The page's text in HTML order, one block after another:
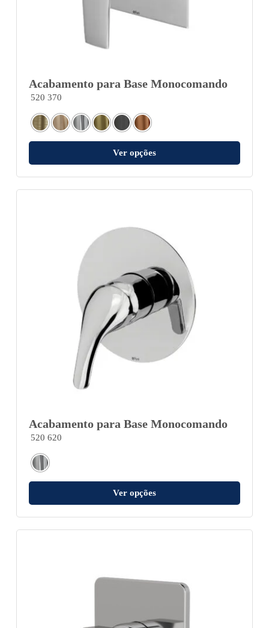
Acabamento para Base Monocomando
520 370
Ver opções
Acabamento para Base Monocomando
520 620
Ver opções